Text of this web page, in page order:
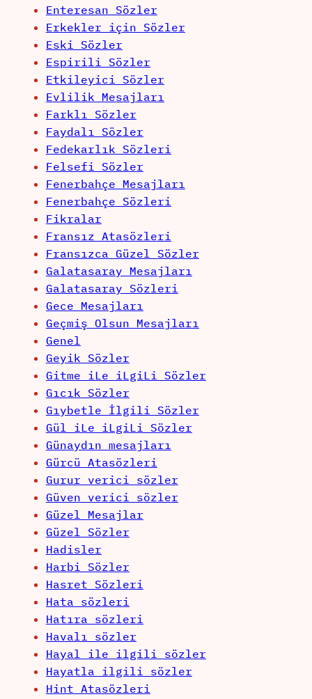
Enteresan Sözler
Erkekler için Sözler
Eski Sözler
Espirili Sözler
Etkileyici Sözler
Evlilik Mesajları
Farklı Sözler
Faydalı Sözler
Fedekarlık Sözleri
Felsefi Sözler
Fenerbahçe Mesajları
Fenerbahçe Sözleri
Fikralar
Fransız Atasözleri
Fransızca Güzel Sözler
Galatasaray Mesajları
Galatasaray Sözleri
Gece Mesajları
Geçmiş Olsun Mesajları
Genel
Geyik Sözler
Gitme iLe iLgiLi Sözler
Gıcık Sözler
Gıybetle İlgili Sözler
Gül iLe iLgiLi Sözler
Günaydın mesajları
Gürcü Atasözleri
Gurur verici sözler
Güven verici sözler
Güzel Mesajlar
Güzel Sözler
Hadisler
Harbi Sözler
Hasret Sözleri
Hata sözleri
Hatıra sözleri
Havalı sözler
Hayal ile ilgili sözler
Hayatla ilgili sözler
Hint Atasözleri